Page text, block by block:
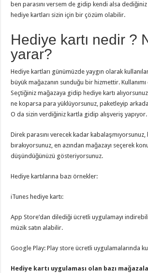
ben parasını versem de gidip kendi alsa
hediye kartları sizin için bir çözüm olabilir.
Hediye kartı nedir ?
yarar?
Hediye kartları günümüzde yaygın olarak
büyük mağazanın sunduğu bir hizmettir.
Seçtiğiniz mağazaya gidip hediye kartı
ne koparsa para yüklüyorsunuz, paketleyip
O da sizin verdiğiniz kartla gidip alışveriş yapıyor.
Direk parasını verecek kadar kabalaşmıyorsunuz,
bırakıyorsunuz, en azından mağazayı seçerek
düşündüğünüzü gösteriyorsunuz.
Hediye kartılarına bazı örnekler:
iTunes hediye kartı:
App Store’dan dilediği ücretli uygulamayı
müzik satın alabilir.
Google Play: Play store ücretli uygulamalarında
Hediye kartı uygulaması olan bazı